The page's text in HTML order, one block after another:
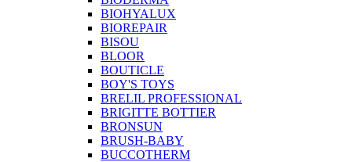
BIOHYALUX
BIOREPAIR
BISOU
BLOOR
BOUTICLE
BOY'S TOYS
BRELIL PROFESSIONAL
BRIGITTE BOTTIER
BRONSUN
BRUSH-BABY
BUCCOTHERM